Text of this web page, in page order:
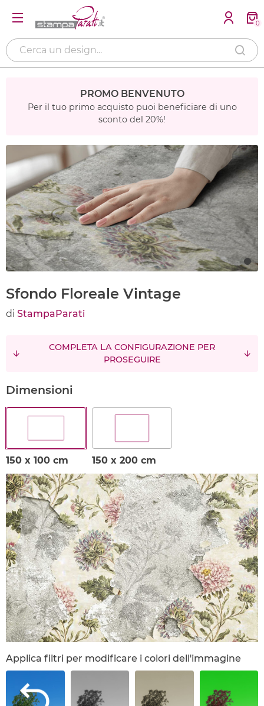
0
PROMO BENVENUTO
Per il tuo primo acquisto puoi beneficiare di uno
sconto del 20%!
Sfondo Floreale Vintage
di StampaParati
COMPLETA LA CONFIGURAZIONE PER
PROSEGUIRE
Dimensioni
150 x 100 cm 150 x 200 cm
Applica filtri per modificare i colori dell'immagine